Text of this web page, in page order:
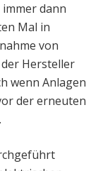
dann
Mal in
von
Hersteller
wenn Anlagen
der erneuten